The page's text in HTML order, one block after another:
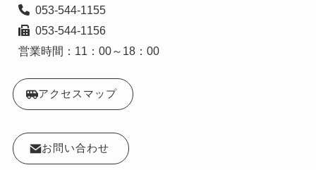
  053-544-1155
  053-544-1156
営業時間：11：00～18：00
アクセスマップ
お問い合わせ